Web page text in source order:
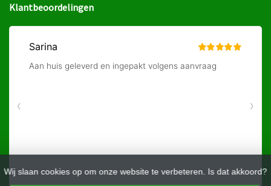
Wij slaan cookies op om onze website te verbeteren. Is dat akkoord?
Klantbeoordelingen